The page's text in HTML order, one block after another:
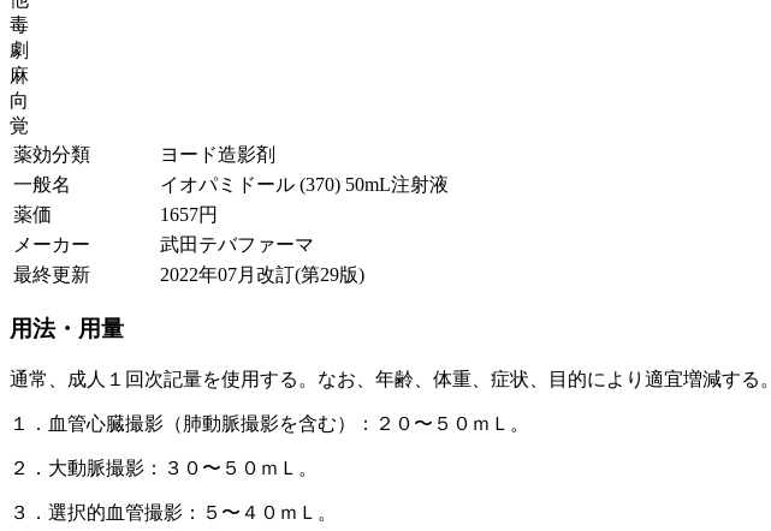
毒
劇
麻
向
覚
薬効分類
ヨード造影剤
一般名
イオパミドール (370) 50mL注射液
薬価
1657円
メーカー
武田テバファーマ
最終更新
2022年07月改訂(第29版)
用法・用量
通常、成人１回次記量を使用する。なお、年齢、体重、症状、目的により適宜増減する。
１．血管心臓撮影（肺動脈撮影を含む）：２０〜５０ｍＬ。
２．大動脈撮影：３０〜５０ｍＬ。
３．選択的血管撮影：５〜４０ｍＬ。